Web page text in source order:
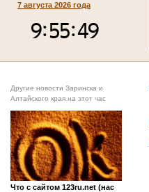
7 августа 2026 года
Другие новости Заринска и
Алтайского края на этот час
Что с сайтом 123ru.net (нас